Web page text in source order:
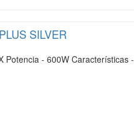
SILVER
Potencia - 600W